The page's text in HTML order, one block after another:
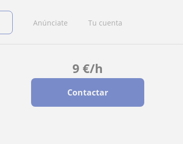
Anúnciate Tu cuenta
9 €/h
Contactar